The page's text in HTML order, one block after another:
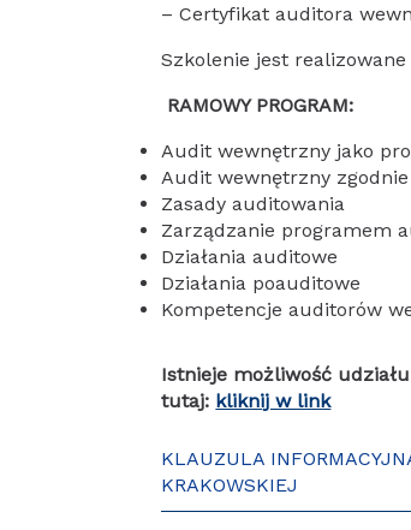
– Certyfikat auditora
Szkolenie jest
RAMOWY PROGRAM:
Audit wewnętrzny jako
Audit wewnętrzny zgodnie
Zasady auditowania
Zarządzanie programem
Działania auditowe
Działania poauditowe
Kompetencje auditorów
Istnieje możliwość
tutaj: kliknij w link
KLAUZULA
KRAKOWSKIEJ